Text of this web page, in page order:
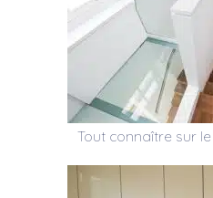
Tout connaître sur